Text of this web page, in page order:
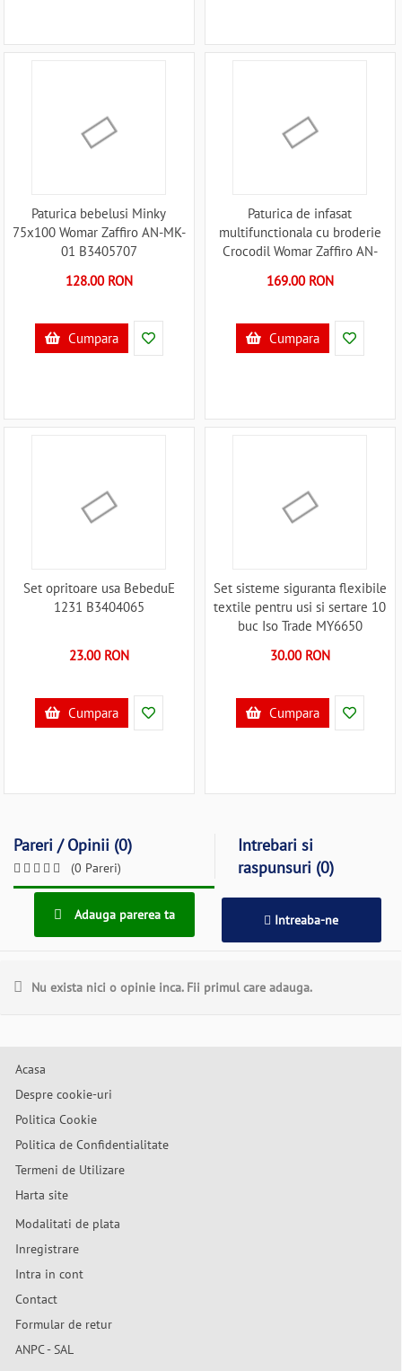
Paturica bebelusi Minky
75x100 Womar Zaffiro AN-MK-
01 B3405707
128.00 RON
Cumpara
Paturica de infasat
multifunctionala cu broderie
Crocodil Womar Zaffiro AN-
169.00 RON
Cumpara
Set opritoare usa BebeduE
1231 B3404065
23.00 RON
Cumpara
Set sisteme siguranta flexibile
textile pentru usi si sertare 10
buc Iso Trade MY6650
30.00 RON
Cumpara
Pareri / Opinii (0)
(0 Pareri)
Intrebari si
raspunsuri (0)
Adauga parerea ta Intreaba-ne
Nu exista nici o opinie inca. Fii primul care adauga.
Acasa
Despre cookie-uri
Politica Cookie
Politica de Confidentialitate
Termeni de Utilizare
Harta site
Modalitati de plata
Inregistrare
Intra in cont
Contact
Formular de retur
ANPC - SAL